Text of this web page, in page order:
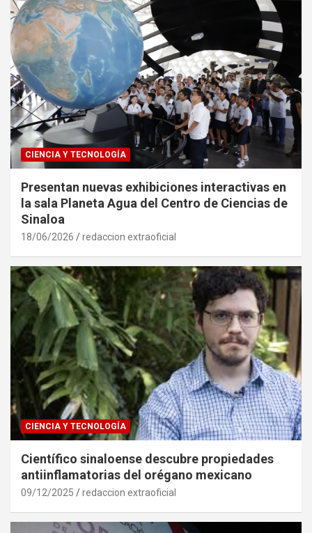
CIENCIA Y TECNOLOGÍA
Presentan nuevas exhibiciones interactivas en
la sala Planeta Agua del Centro de Ciencias de
Sinaloa
18/06/2026 redaccion extraoficial
CIENCIA Y TECNOLOGÍA
Científico sinaloense descubre propiedades
antiinflamatorias del orégano mexicano
09/12/2025 redaccion extraoficial